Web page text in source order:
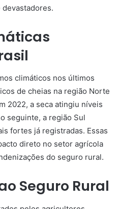
climáticos nos últimos
de cheias na região Norte
2022, a seca atingiu níveis
seguinte, a região Sul
fortes já registradas. Essas
direto no setor agrícola
do seguro rural.
Seguro Rural